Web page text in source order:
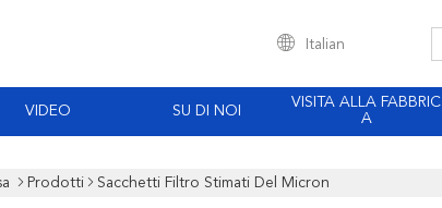
Italian
VIDEO SU DI NOI
VISITA ALLA FABBRIC
A
Prodotti Sacchetti Filtro Stimati Del Micron